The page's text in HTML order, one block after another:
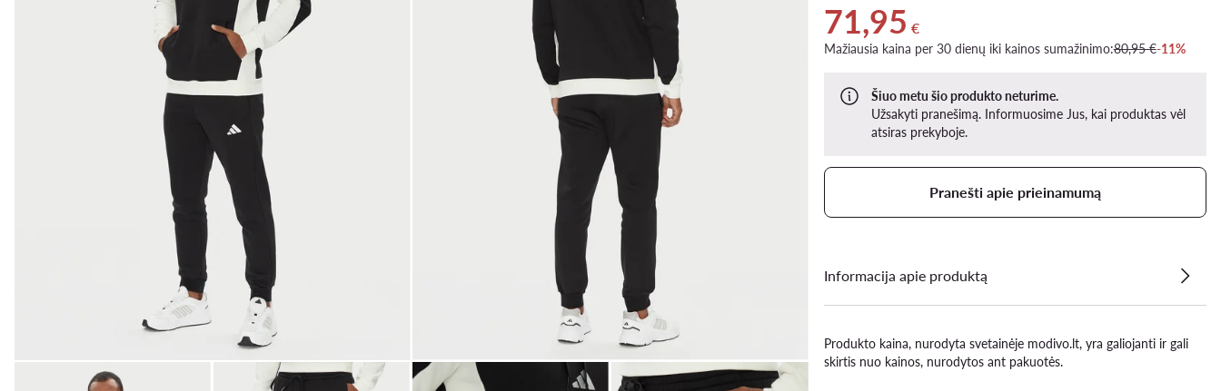
Dabartinė kaina 71,95 €
71,95 €
Mažiausia kaina per 30 dienų iki kainos sumažinimo:80,95 €-11%
Šiuo metu šio produkto neturime.
Užsakyti pranešimą. Informuosime Jus, kai produktas vėl
atsiras prekyboje.
Pranešti apie prieinamumą
Informacija apie produktą
Produkto kaina, nurodyta svetainėje modivo.lt, yra galiojanti ir gali
skirtis nuo kainos, nurodytos ant pakuotės.